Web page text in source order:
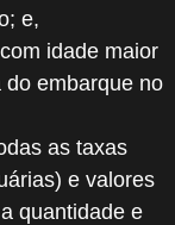
e,
idade maior
embarque no
as taxas
e valores
quantidade e